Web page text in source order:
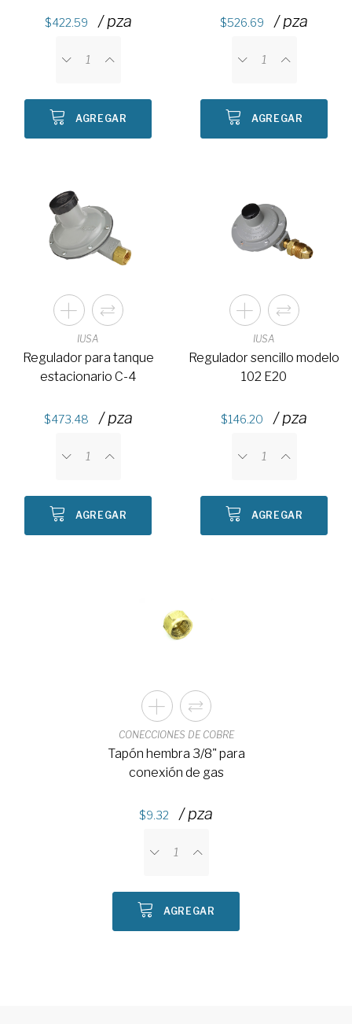
422.59 / pza
AGREGAR
526.69 / pza
AGREGAR
IUSA
Regulador para tanque
estacionario C-4
473.48 / pza
AGREGAR
IUSA
Regulador sencillo modelo
102 E20
146.20 / pza
AGREGAR
CONECCIONES DE COBRE
Tapón hembra 3/8" para
conexión de gas
9.32 / pza
AGREGAR